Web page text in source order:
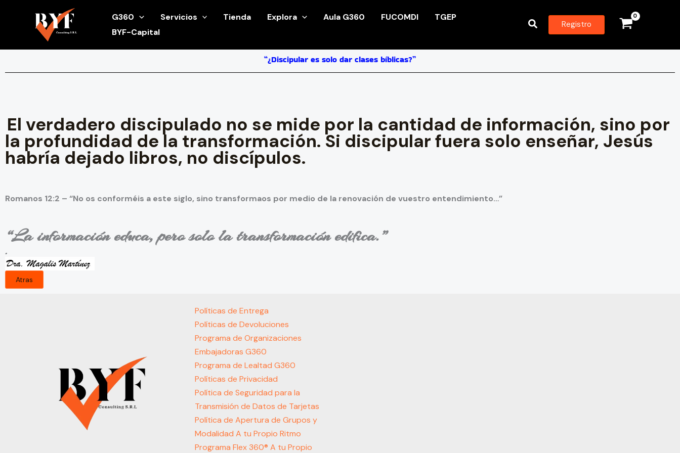
G360 Servicios Tienda Explora Aula G360 FUCOMDI
TGEP
BYF-Capital
Buscar Registro
“¿Discipular es solo dar clases bíblicas?”
El verdadero discipulado no se mide por la cantidad de información, sino por
la profundidad de la transformación. Si discipular fuera solo enseñar, Jesús
habría dejado libros, no discípulos.
Romanos 12:2 – “No os conforméis a este siglo, sino transformaos por medio de la renovación de vuestro entendimiento…”
“La información educa, pero solo la transformación edifica.”
.
Atras
Políticas de Entrega
Políticas de Devoluciones
Programa de Organizaciones
Embajadoras G360
Programa de Lealtad G360
Políticas de Privacidad
Política de Seguridad para la
Transmisión de Datos de Tarjetas
Política de Apertura de Grupos y
Modalidad A tu Propio Ritmo
Programa Flex 360® A tu Propio